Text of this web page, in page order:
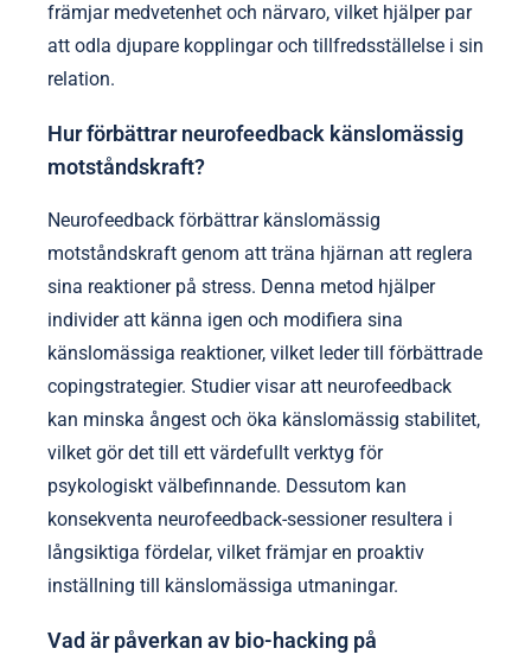
främjar medvetenhet och närvaro, vilket hjälper par
att odla djupare kopplingar och tillfredsställelse i sin
relation.
Hur förbättrar neurofeedback känslomässig
motståndskraft?
Neurofeedback förbättrar känslomässig
motståndskraft genom att träna hjärnan att reglera
sina reaktioner på stress. Denna metod hjälper
individer att känna igen och modifiera sina
känslomässiga reaktioner, vilket leder till förbättrade
copingstrategier. Studier visar att neurofeedback
kan minska ångest och öka känslomässig stabilitet,
vilket gör det till ett värdefullt verktyg för
psykologiskt välbefinnande. Dessutom kan
konsekventa neurofeedback-sessioner resultera i
långsiktiga fördelar, vilket främjar en proaktiv
inställning till känslomässiga utmaningar.
Vad är påverkan av bio-hacking på